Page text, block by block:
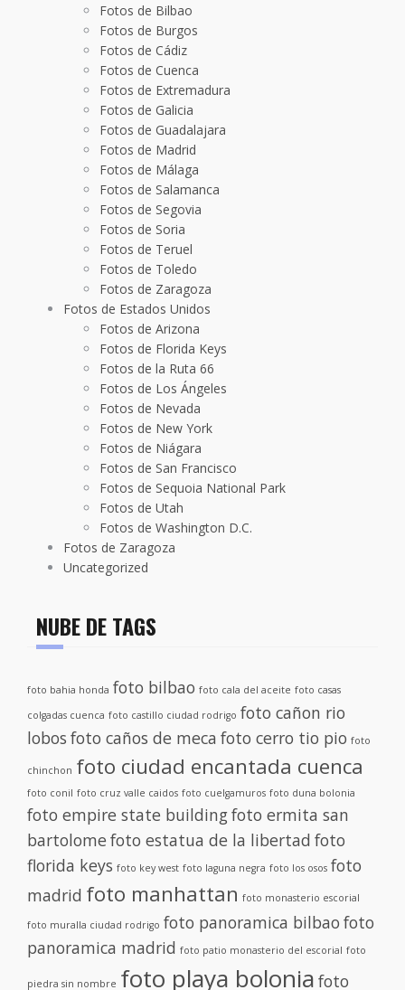
Fotos de Bilbao
Fotos de Burgos
Fotos de Cádiz
Fotos de Cuenca
Fotos de Extremadura
Fotos de Galicia
Fotos de Guadalajara
Fotos de Madrid
Fotos de Málaga
Fotos de Salamanca
Fotos de Segovia
Fotos de Soria
Fotos de Teruel
Fotos de Toledo
Fotos de Zaragoza
Fotos de Estados Unidos
Fotos de Arizona
Fotos de Florida Keys
Fotos de la Ruta 66
Fotos de Los Ángeles
Fotos de Nevada
Fotos de New York
Fotos de Niágara
Fotos de San Francisco
Fotos de Sequoia National Park
Fotos de Utah
Fotos de Washington D.C.
Fotos de Zaragoza
Uncategorized
NUBE DE TAGS
foto bahia honda foto bilbao foto cala del aceite foto casas
colgadas cuenca foto castillo ciudad rodrigo foto cañon rio
lobos foto caños de meca foto cerro tio pio foto
chinchon foto ciudad encantada cuenca
foto conil foto cruz valle caidos foto cuelgamuros foto duna bolonia
foto empire state buildingfoto ermita san
bartolomefoto estatua de la libertad foto
florida keys foto key west foto laguna negra foto los osos foto
madrid foto manhattan foto monasterio escorial
foto muralla ciudad rodrigo foto panoramica bilbao foto
panoramica madrid foto patio monasterio del escorial foto
piedra sin nombre foto playa bolonia foto